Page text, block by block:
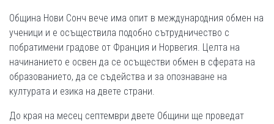
Община Нови Сонч вече има опит в международния обмен на
ученици и е осъществила подобно сътрудничество с
побратимени градове от Франция и Норвегия. Целта на
начинанието е освен да се осъществи обмен в сферата на
образованието, да се съдейства и за опознаване на
културата и езика на двете страни.
До края на месец септември двете Общини ще проведат